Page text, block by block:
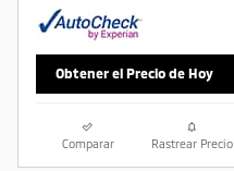
Obtener el Precio de Hoy
Comparar Rastrear Precio